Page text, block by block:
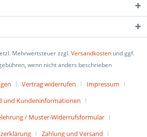
Mehrwertsteuer zzgl.Versandkosten und ggf.
wenn nicht anders beschrieben
Vertrag widerrufen
Impressum
und Kundeninformationen
/ Muster-Widerrufsformular
Zahlung und Versand